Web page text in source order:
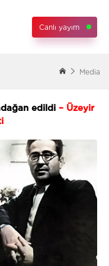
Canlı yayım
Media
edildi – Üzeyir